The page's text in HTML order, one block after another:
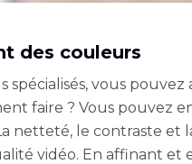
des couleurs
spécialisés, vous
faire ? Vous pouvez
netteté, le contraste et
vidéo. En affinant et